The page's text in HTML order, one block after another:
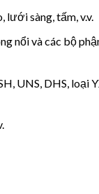
lưới sàng, tấm, v.v.
nổi và các bộ
UNS, DHS, loại